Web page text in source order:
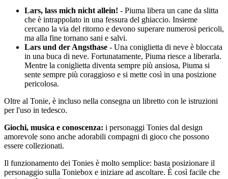
Lars, lass mich nicht allein! - Piuma libera un cane da slitta
che è intrappolato in una fessura del ghiaccio. Insieme
cercano la via del ritorno e devono superare numerosi pericoli,
ma alla fine tornano sani e salvi.
Lars und der Angsthase - Una coniglietta di neve è bloccata
in una buca di neve. Fortunatamente, Piuma riesce a liberarla.
Mentre la coniglietta diventa sempre più ansiosa, Piuma si
sente sempre più coraggioso e si mette così in una posizione
pericolosa.
Oltre al Tonie, è incluso nella consegna un libretto con le istruzioni
per l'uso in tedesco.
Giochi, musica e conoscenza: i personaggi Tonies dal design
amorevole sono anche adorabili compagni di gioco che possono
essere collezionati.
Il funzionamento dei Tonies è molto semplice: basta posizionare il
personaggio sulla Toniebox e iniziare ad ascoltare. È così facile che